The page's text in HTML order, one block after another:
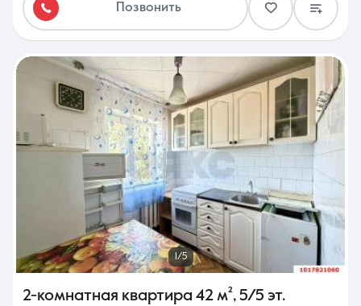
Позвонить
1/5
2-комнатная квартира 42 м², 5/5 эт.